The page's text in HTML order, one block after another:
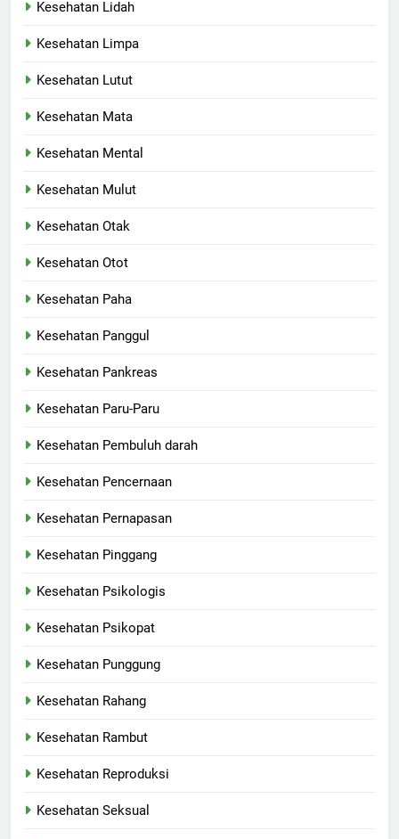
Kesehatan Lidah
Kesehatan Limpa
Kesehatan Lutut
Kesehatan Mata
Kesehatan Mental
Kesehatan Mulut
Kesehatan Otak
Kesehatan Otot
Kesehatan Paha
Kesehatan Panggul
Kesehatan Pankreas
Kesehatan Paru-Paru
Kesehatan Pembuluh darah
Kesehatan Pencernaan
Kesehatan Pernapasan
Kesehatan Pinggang
Kesehatan Psikologis
Kesehatan Psikopat
Kesehatan Punggung
Kesehatan Rahang
Kesehatan Rambut
Kesehatan Reproduksi
Kesehatan Seksual